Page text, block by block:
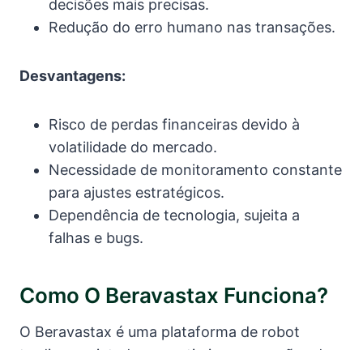
decisões mais precisas.
Redução do erro humano nas transações.
Desvantagens:
Risco de perdas financeiras devido à
volatilidade do mercado.
Necessidade de monitoramento constante
para ajustes estratégicos.
Dependência de tecnologia, sujeita a
falhas e bugs.
Como O Beravastax Funciona?
O Beravastax é uma plataforma de robot